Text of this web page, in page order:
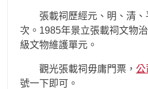
張載祠歷經元、明、清、
次。1985年景立張載祠文物
級文物維護單元。
觀光張載祠毋庸門票， 公
號一下即可。